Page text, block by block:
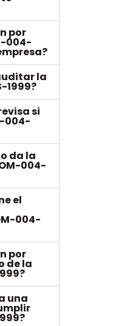
por
004-
la
1999?
si
004-
da la
004-
el
004-
por
de la
una